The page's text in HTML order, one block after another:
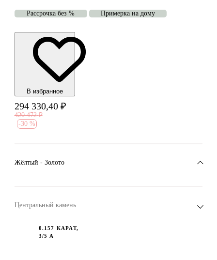
Рассрочка без % Примерка на дому
В избранноe
294 330,40 ₽
420 472 ₽
-30 %
Жёлтый - Золото
Центральный камень
0.157 КАРАТ,
3/5 А